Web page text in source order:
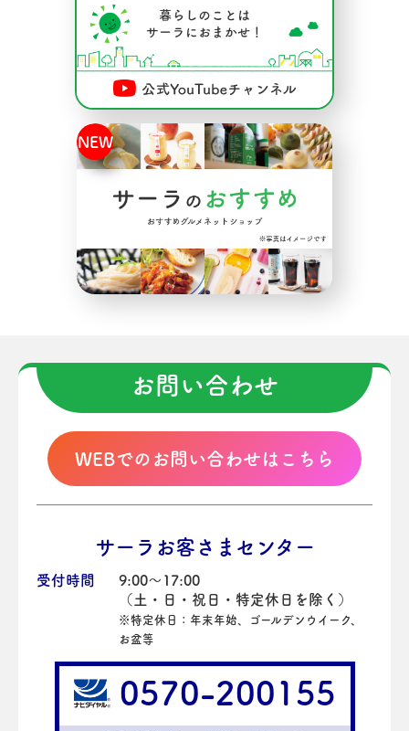
お問い合わせ
WEBでのお問い合わせはこちら
サーラお客さまセンター
受付時間
9:00～17:00
（土・日・祝日・特定休日を除く）
※特定休日：年末年始、ゴールデンウイーク、
お盆等
0570-200155